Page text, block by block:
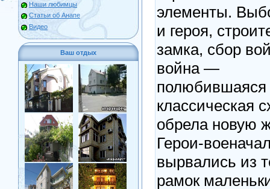
Наши любимцы
Статьи об Анапе
Видео
Ваш отдых
элементы.
и героя,
замка, сбор
война —
полюбившаяся
классическая
обрела новую
Герои-
вырвались из
рамок